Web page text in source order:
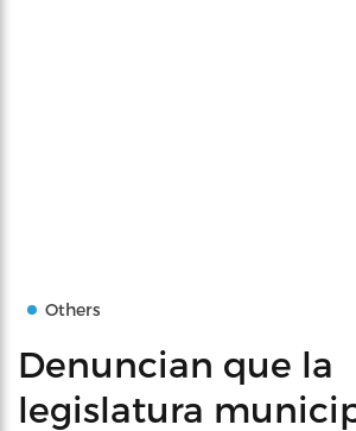
Others
Denuncian que la
legislatura